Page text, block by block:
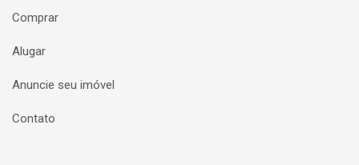
Comprar
Alugar
Anuncie seu imóvel
Contato